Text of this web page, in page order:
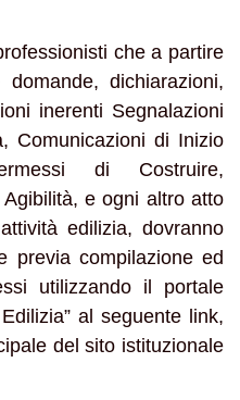
che a partire
dichiarazioni,
inerenti Segnalazioni
Comunicazioni di Inizio
di Costruire,
e ogni altro atto
edilizia, dovranno
previa compilazione ed
utilizzando il portale
al seguente link,
del sito istituzionale